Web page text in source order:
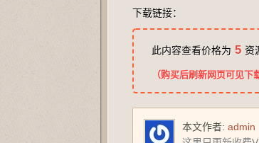
下载链接：
此内容查看价格为 5 资
（购买后刷新网页可见
本文作者: admin